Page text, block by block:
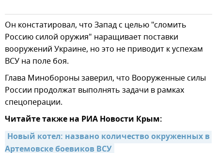
Он констатировал, что Запад с целью "сломить
Россию силой оружия" наращивает поставки
вооружений Украине, но это не приводит к успехам
ВСУ на поле боя.
Глава Минобороны заверил, что Вооруженные силы
России продолжат выполнять задачи в рамках
спецоперации.
Читайте также на РИА Новости Крым:
Новый котел: названо количество окруженных в
Артемовске боевиков ВСУ